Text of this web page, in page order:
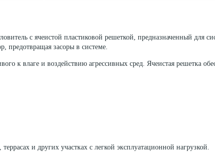
с ячеистой пластиковой решеткой, предназначенный для
предотвращая засоры в системе.
к влаге и воздействию агрессивных сред. Ячеистая решетка
и других участках с легкой эксплуатационной нагрузкой.